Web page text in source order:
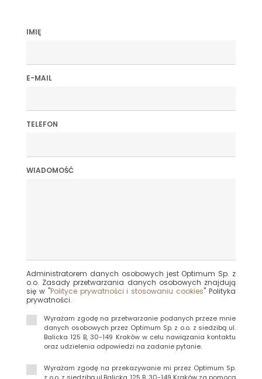
IMIĘ
E-MAIL
TELEFON
WIADOMOŚĆ
Administratorem danych osobowych jest Optimum Sp. z
o.o. Zasady przetwarzania danych osobowych znajdują
się w "Polityce prywatności i stosowaniu cookies" Polityka
prywatności.
Wyrażam zgodę na przetwarzanie podanych przeze mnie
danych osobowych przez Optimum Sp. z o.o. z siedzibą ul.
Balicka 125 B, 30-149 Kraków w celu nawiązania kontaktu
oraz udzielenia odpowiedzi na zadanie pytanie.
Wyrażam zgodę na przekazywanie mi przez Optimum Sp.